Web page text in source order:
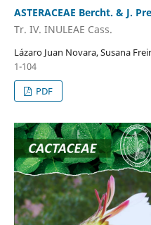
ASTERACEAE Bercht. & J.
Tr. IV. INULEAE Cass.
Lázaro Juan Novara, Susana
1-104
PDF